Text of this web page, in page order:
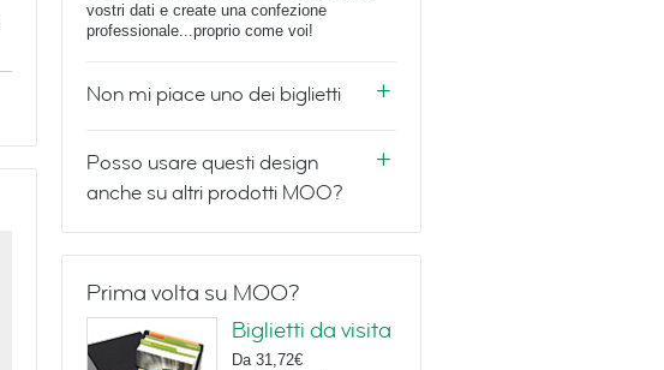
vostri dati e create una confezione
professionale...proprio come voi!
Non mi piace uno dei biglietti
Posso usare questi design
anche su altri prodotti MOO?
Prima volta su MOO?
Biglietti da visita
Da 31,72€